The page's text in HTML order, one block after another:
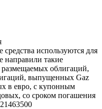
используются для
направили такие
размещаемых облигаций,
выпущенных Gaz
в евро, с купонным
со сроком погашения